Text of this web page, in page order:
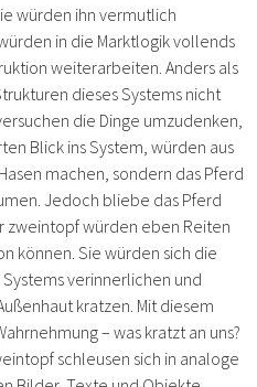
würden ihn vermutlich
in die Marktlogik vollends
weiterarbeiten. Anders als
dieses Systems nicht
die Dinge umzudenken,
Blick ins System, würden aus
machen, sondern das Pferd
Jedoch bliebe das Pferd
zweintopf würden eben Reiten
können. Sie würden sich die
verinnerlichen und
kratzen. Mit diesem
– was kratzt an uns?
schleusen sich in analoge